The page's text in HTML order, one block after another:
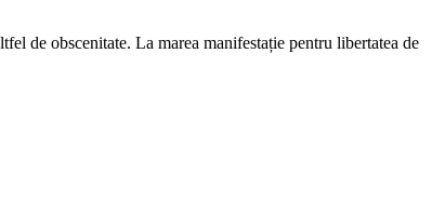
de obscenitate. La marea manifestație pentru libertatea de